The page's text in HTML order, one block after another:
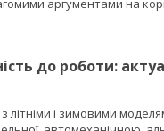
до роботи:
з літніми і зимовими